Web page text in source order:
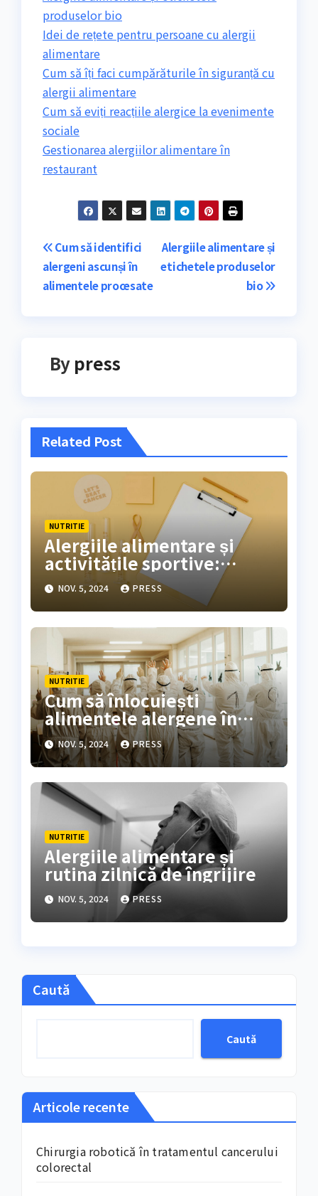
produselor bio
Idei de rețete pentru persoane cu alergii
alimentare
Cum să îți faci cumpărăturile în siguranță cu
alergii alimentare
Cum să eviți reacțiile alergice la evenimente
sociale
Gestionarea alergiilor alimentare în
restaurant
Navigare
în
Alergiile alimentare și
etichetele produselor
bio
Cum să identifici
alergeni ascunși în
alimentele procesate
By press
Related Post
NUTRITIE
Alergiile alimentare și
activitățile sportive:
sfaturi utile
NOV. 5, 2024 PRESS
NUTRITIE
Cum să înlocuiești
alimentele alergene în
rețetele preferate
NOV. 5, 2024 PRESS
NUTRITIE
Alergiile alimentare și
rutina zilnică de îngrijire
NOV. 5, 2024 PRESS
Caută
Caută
Articole recente
Chirurgia robotică în tratamentul cancerului
colorectal